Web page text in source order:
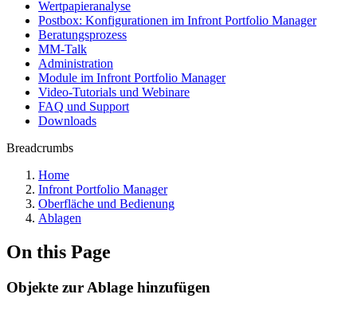
Wertpapieranalyse
Postbox: Konfigurationen im Infront Portfolio Manager
Beratungsprozess
MM-Talk
Administration
Module im Infront Portfolio Manager
Video-Tutorials und Webinare
FAQ und Support
Downloads
Breadcrumbs
Home
Infront Portfolio Manager
Oberfläche und Bedienung
Ablagen
On this Page
Objekte zur Ablage hinzufügen